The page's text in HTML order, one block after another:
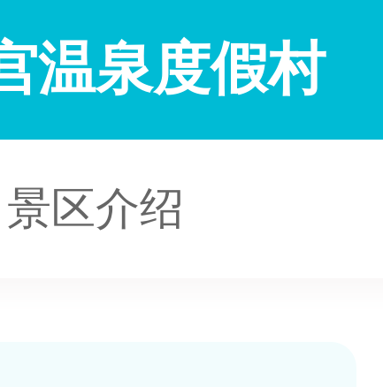
温泉度假村
景区介绍